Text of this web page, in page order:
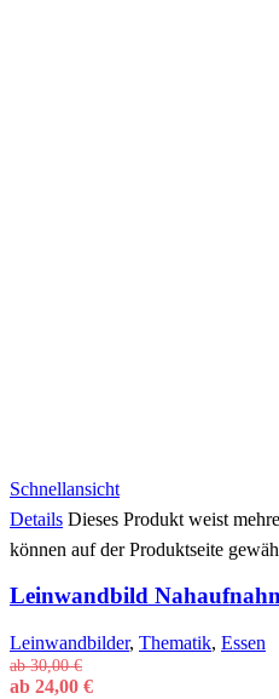
Schnellansicht
Details Dieses Produkt weist
können auf der Produktseite
Leinwandbild
Leinwandbilder, Thematik, Essen
ab30,00€
ab 24,00 €